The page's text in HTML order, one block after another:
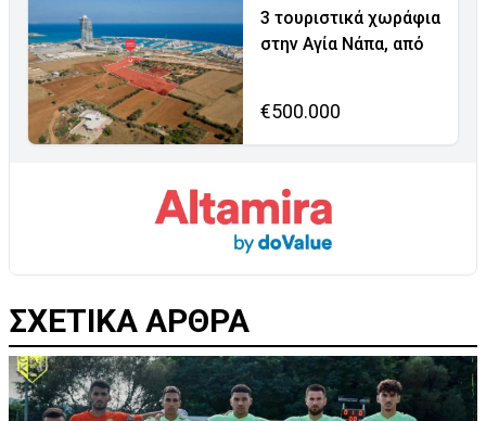
3 τουριστικά χωράφια
στην Αγία Νάπα, από
€500.000
ΣΧΕΤΙΚΑ ΑΡΘΡΑ